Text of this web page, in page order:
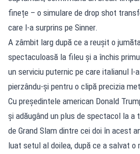
finețe – o simulare de drop shot
care l-a surprins pe Sinner.
A zâmbit larg după ce a reușit o
spectaculoasă la fileu și a închis
un serviciu puternic pe care italianul l-
pierzându-și pentru o clipă precizia
Cu președintele american Donald
și adăugând un plus de spectacol la a
de Grand Slam dintre cei doi în acest
luat setul al doilea, după ce a salvat o